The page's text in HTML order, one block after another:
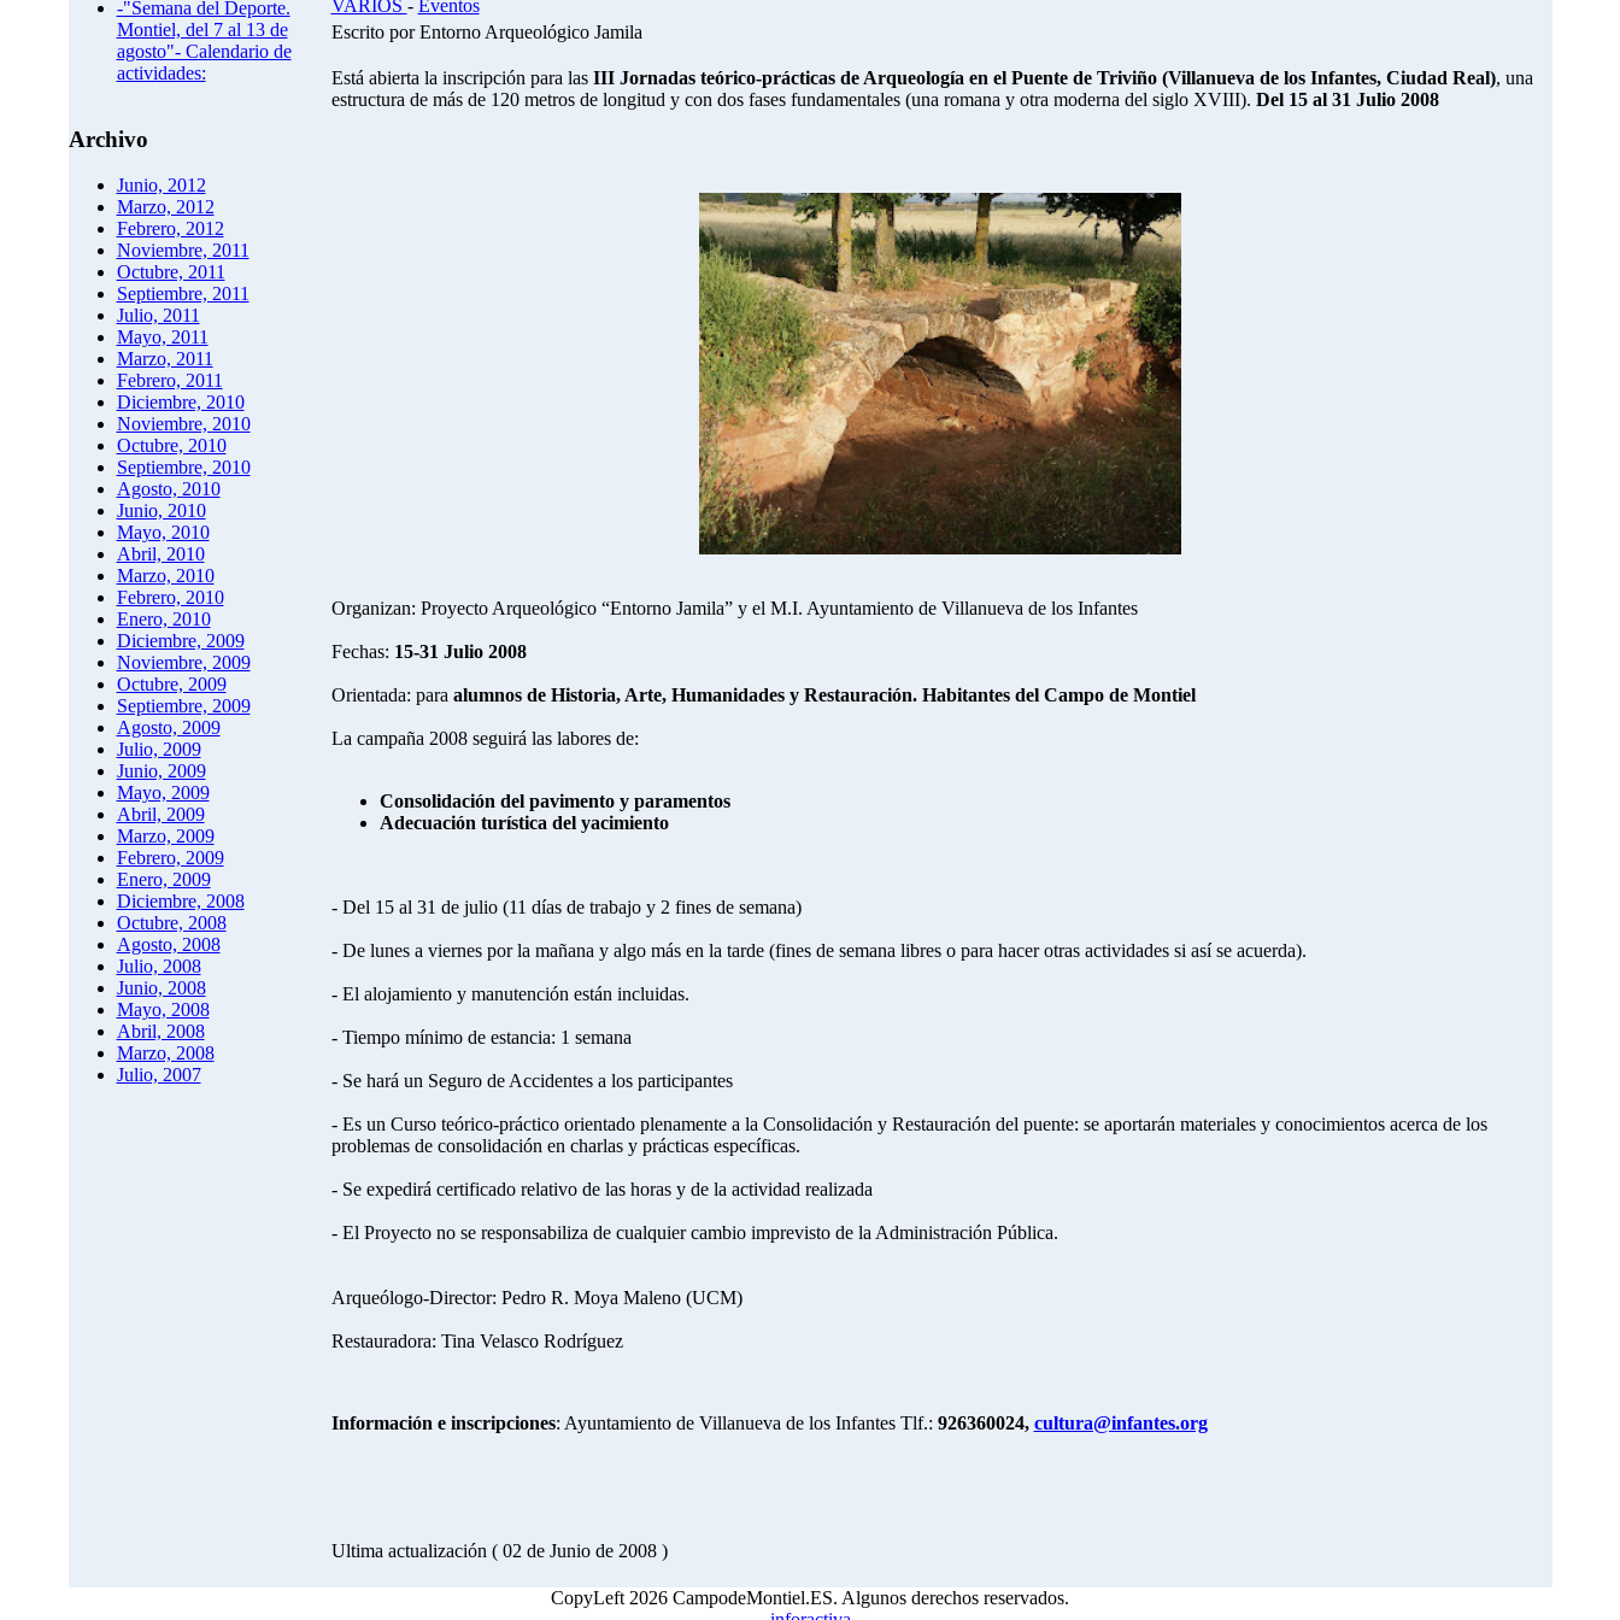
-"Semana del Deporte.
Montiel, del 7 al 13 de
agosto"- Calendario de
actividades:
Archivo
Junio, 2012
Marzo, 2012
Febrero, 2012
Noviembre, 2011
Octubre, 2011
Septiembre, 2011
Julio, 2011
Mayo, 2011
Marzo, 2011
Febrero, 2011
Diciembre, 2010
Noviembre, 2010
Octubre, 2010
Septiembre, 2010
Agosto, 2010
Junio, 2010
Mayo, 2010
Abril, 2010
Marzo, 2010
Febrero, 2010
Enero, 2010
Diciembre, 2009
Noviembre, 2009
Octubre, 2009
Septiembre, 2009
Agosto, 2009
Julio, 2009
Junio, 2009
Mayo, 2009
Abril, 2009
Marzo, 2009
Febrero, 2009
Enero, 2009
Diciembre, 2008
Octubre, 2008
Agosto, 2008
Julio, 2008
Junio, 2008
Mayo, 2008
Abril, 2008
Marzo, 2008
Julio, 2007
VARIOS - Eventos
Escrito por Entorno Arqueológico Jamila
Está abierta la inscripción para las III Jornadas teórico-prácticas de Arqueología en el Puente de Triviño (Villanueva de los Infantes, Ciudad Real), una
estructura de más de 120 metros de longitud y con dos fases fundamentales (una romana y otra moderna del siglo XVIII). Del 15 al 31 Julio 2008
Organizan: Proyecto Arqueológico “Entorno Jamila” y el M.I. Ayuntamiento de Villanueva de los Infantes
Fechas: 15-31 Julio 2008
Orientada: para alumnos de Historia, Arte, Humanidades y Restauración. Habitantes del Campo de Montiel
La campaña 2008 seguirá las labores de:
Consolidación del pavimento y paramentos
Adecuación turística del yacimiento
- Del 15 al 31 de julio (11 días de trabajo y 2 fines de semana)
- De lunes a viernes por la mañana y algo más en la tarde (fines de semana libres o para hacer otras actividades si así se acuerda).
- El alojamiento y manutención están incluidas.
- Tiempo mínimo de estancia: 1 semana
- Se hará un Seguro de Accidentes a los participantes
- Es un Curso teórico-práctico orientado plenamente a la Consolidación y Restauración del puente: se aportarán materiales y conocimientos acerca de los
problemas de consolidación en charlas y prácticas específicas.
- Se expedirá certificado relativo de las horas y de la actividad realizada
- El Proyecto no se responsabiliza de cualquier cambio imprevisto de la Administración Pública.
Arqueólogo-Director: Pedro R. Moya Maleno (UCM)
Restauradora: Tina Velasco Rodríguez
Información e inscripciones: Ayuntamiento de Villanueva de los Infantes Tlf.: 926360024, cultura@infantes.org
Ultima actualización ( 02 de Junio de 2008 )
CopyLeft 2026 CampodeMontiel.ES. Algunos derechos reservados.